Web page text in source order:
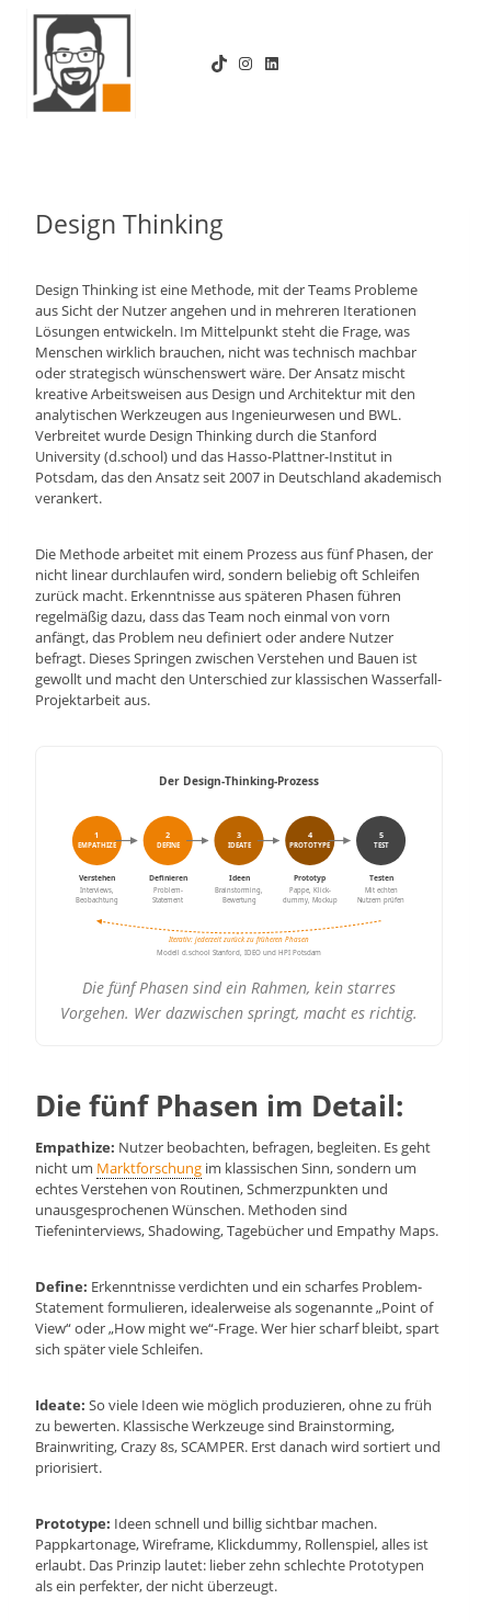
Zum
Inhalt
springen
TikTokInstagram
LinkedIn
Design Thinking
Design Thinking ist eine Methode, mit der Teams Probleme
aus Sicht der Nutzer angehen und in mehreren Iterationen
Lösungen entwickeln. Im Mittelpunkt steht die Frage, was
Menschen wirklich brauchen, nicht was technisch machbar
oder strategisch wünschenswert wäre. Der Ansatz mischt
kreative Arbeitsweisen aus Design und Architektur mit den
analytischen Werkzeugen aus Ingenieurwesen und BWL.
Verbreitet wurde Design Thinking durch die Stanford
University (d.school) und das Hasso-Plattner-Institut in
Potsdam, das den Ansatz seit 2007 in Deutschland akademisch
verankert.
Die Methode arbeitet mit einem Prozess aus fünf Phasen, der
nicht linear durchlaufen wird, sondern beliebig oft Schleifen
zurück macht. Erkenntnisse aus späteren Phasen führen
regelmäßig dazu, dass das Team noch einmal von vorn
anfängt, das Problem neu definiert oder andere Nutzer
befragt. Dieses Springen zwischen Verstehen und Bauen ist
gewollt und macht den Unterschied zur klassischen Wasserfall-
Projektarbeit aus.
Der Design-Thinking-Prozess
1
EMPATHIZE
Verstehen
Interviews,
Beobachtung
2
DEFINE
Definieren
Problem-
Statement
3
IDEATE
Ideen
Brainstorming,
Bewertung
4
PROTOTYPE
Prototyp
Pappe, Klick-
dummy, Mockup
5
TEST
Testen
Mit echten
Nutzern prüfen
Iterativ: jederzeit zurück zu früheren Phasen
Modell d.school Stanford, IDEO und HPI Potsdam
Die fünf Phasen sind ein Rahmen, kein starres
Vorgehen. Wer dazwischen springt, macht es richtig.
Die fünf Phasen im Detail:
Empathize: Nutzer beobachten, befragen, begleiten. Es geht
nicht um Marktforschung im klassischen Sinn, sondern um
echtes Verstehen von Routinen, Schmerzpunkten und
unausgesprochenen Wünschen. Methoden sind
Tiefeninterviews, Shadowing, Tagebücher und Empathy Maps.
Define: Erkenntnisse verdichten und ein scharfes Problem-
Statement formulieren, idealerweise als sogenannte „Point of
View“ oder „How might we“-Frage. Wer hier scharf bleibt, spart
sich später viele Schleifen.
Ideate: So viele Ideen wie möglich produzieren, ohne zu früh
zu bewerten. Klassische Werkzeuge sind Brainstorming,
Brainwriting, Crazy 8s, SCAMPER. Erst danach wird sortiert und
priorisiert.
Prototype: Ideen schnell und billig sichtbar machen.
Pappkartonage, Wireframe, Klickdummy, Rollenspiel, alles ist
erlaubt. Das Prinzip lautet: lieber zehn schlechte Prototypen
als ein perfekter, der nicht überzeugt.